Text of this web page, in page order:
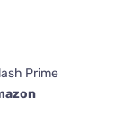
Prime